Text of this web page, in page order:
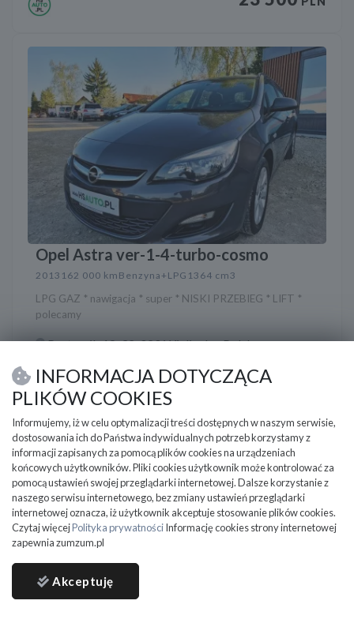
Opel Astra ver-1-4-turbo-cosmo
2013 162 000 km Benzyna+LPG 1364 cm3
LPG GAZ * nawigacja * super * NISKI PRZEBIEG * LIFT *
polecamy
Pasternik 18, 32-020 Wieliczka, Polska
24 300
INFORMACJA DOTYCZĄCA
PLIKÓW COOKIES
Informujemy, iż w celu optymalizacji treści dostępnych w naszym serwisie,
dostosowania ich do Państwa indywidualnych potrzeb korzystamy z
informacji zapisanych za pomocą plików cookies na urządzeniach
końcowych użytkowników. Pliki cookies użytkownik może kontrolować za
pomocą ustawień swojej przeglądarki internetowej. Dalsze korzystanie z
naszego serwisu internetowego, bez zmiany ustawień przeglądarki
internetowej oznacza, iż użytkownik akceptuje stosowanie plików cookies.
Czytaj więcejPolityka prywatnościInformację cookies strony internetowej
zapewnia zumzum.pl
Akceptuję